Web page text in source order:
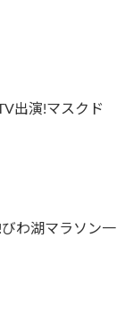
出演!マスクド
わ湖マラソン一